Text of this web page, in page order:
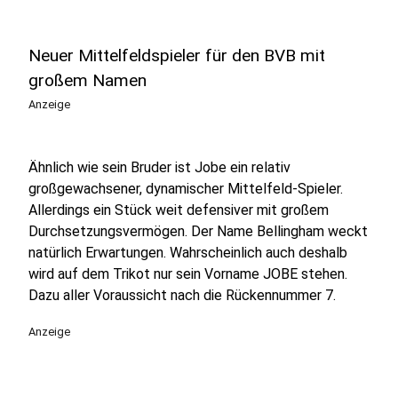
Neuer Mittelfeldspieler für den BVB mit
großem Namen
Anzeige
Ähnlich wie sein Bruder ist Jobe ein relativ
großgewachsener, dynamischer Mittelfeld-Spieler.
Allerdings ein Stück weit defensiver mit großem
Durchsetzungsvermögen. Der Name Bellingham weckt
natürlich Erwartungen. Wahrscheinlich auch deshalb
wird auf dem Trikot nur sein Vorname JOBE stehen.
Dazu aller Voraussicht nach die Rückennummer 7.
Anzeige